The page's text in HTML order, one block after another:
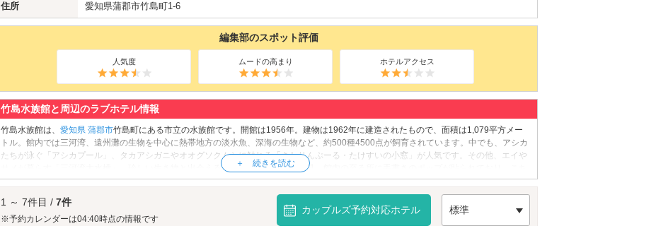
住所 愛知県蒲郡市竹島町1-6
編集部のスポット評価
人気度 ムードの高まり ホテルアクセス
竹島水族館と周辺のラブホテル情報
竹島水族館は、 愛知県 蒲郡市竹島町にある市立の水族館です。開館は1956年。建物は1962年に建造されたもので、面積は1,079平方メー
トル。館内では三河湾、遠州灘の生物を中心に熱帯地方の淡水魚、深海の生物など、約500種4500点が飼育されています。中でも、アシカ
たちが泳ぐ「アシカプール」、タカアシガニやオオグソクムシに触れる「さわりんぷーる・たけすいの小窓」が人気です。その他、エイや
サメが暮らす「三河湾大水槽」、珍しい生き物と出会える「深海コーナー」も必見。館内の至る所に手書きのポップが貼られており、こち
らも話題です。ユニークな水族館へぜひお出かけください。
1 ～ 7件目 / 7件
※予約カレンダーは04:40時点の情報です
カップルズ予約対応ホテル 標準